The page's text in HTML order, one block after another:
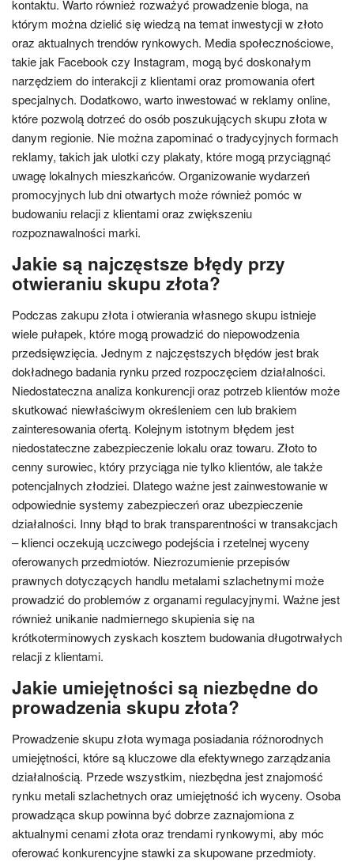
kontaktu. Warto również rozważyć prowadzenie bloga, na
którym można dzielić się wiedzą na temat inwestycji w złoto
oraz aktualnych trendów rynkowych. Media społecznościowe,
takie jak Facebook czy Instagram, mogą być doskonałym
narzędziem do interakcji z klientami oraz promowania ofert
specjalnych. Dodatkowo, warto inwestować w reklamy online,
które pozwolą dotrzeć do osób poszukujących skupu złota w
danym regionie. Nie można zapominać o tradycyjnych formach
reklamy, takich jak ulotki czy plakaty, które mogą przyciągnąć
uwagę lokalnych mieszkańców. Organizowanie wydarzeń
promocyjnych lub dni otwartych może również pomóc w
budowaniu relacji z klientami oraz zwiększeniu
rozpoznawalności marki.
Jakie są najczęstsze błędy przy
otwieraniu skupu złota?
Podczas zakupu złota i otwierania własnego skupu istnieje
wiele pułapek, które mogą prowadzić do niepowodzenia
przedsięwzięcia. Jednym z najczęstszych błędów jest brak
dokładnego badania rynku przed rozpoczęciem działalności.
Niedostateczna analiza konkurencji oraz potrzeb klientów może
skutkować niewłaściwym określeniem cen lub brakiem
zainteresowania ofertą. Kolejnym istotnym błędem jest
niedostateczne zabezpieczenie lokalu oraz towaru. Złoto to
cenny surowiec, który przyciąga nie tylko klientów, ale także
potencjalnych złodziei. Dlatego ważne jest zainwestowanie w
odpowiednie systemy zabezpieczeń oraz ubezpieczenie
działalności. Inny błąd to brak transparentności w transakcjach
– klienci oczekują uczciwego podejścia i rzetelnej wyceny
oferowanych przedmiotów. Niezrozumienie przepisów
prawnych dotyczących handlu metalami szlachetnymi może
prowadzić do problemów z organami regulacyjnymi. Ważne jest
również unikanie nadmiernego skupienia się na
krótkoterminowych zyskach kosztem budowania długotrwałych
relacji z klientami.
Jakie umiejętności są niezbędne do
prowadzenia skupu złota?
Prowadzenie skupu złota wymaga posiadania różnorodnych
umiejętności, które są kluczowe dla efektywnego zarządzania
działalnością. Przede wszystkim, niezbędna jest znajomość
rynku metali szlachetnych oraz umiejętność ich wyceny. Osoba
prowadząca skup powinna być dobrze zaznajomiona z
aktualnymi cenami złota oraz trendami rynkowymi, aby móc
oferować konkurencyjne stawki za skupowane przedmioty.